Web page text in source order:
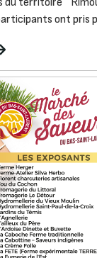
du territoire
ont pris